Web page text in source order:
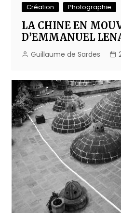
Création Photographie
LA CHINE EN
D’EMMANUEL
Guillaume de Sardes